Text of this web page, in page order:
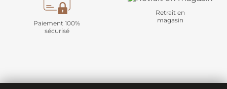
Paiement 100%
sécurisé
Retrait en
magasin